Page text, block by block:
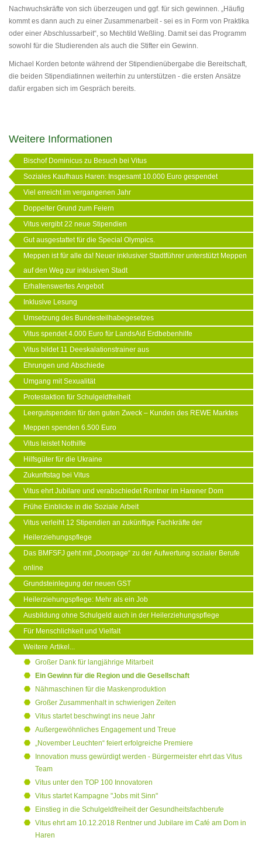
Nachwuchskräfte von sich überzeugen und ggf. für sich gewinnen. „Häufig
kommt es dann auch zu einer Zusammenarbeit - sei es in Form von Praktika
oder einer Abschlussarbeit“, so Mechtild Weßling. Damit sei das Programm
sowohl für die Studierenden als auch die Stifter ein Gewinn.
Michael Korden betonte während der Stipendienübergabe die Bereitschaft,
die beiden Stipendiatinnen weiterhin zu unterstützen - die ersten Ansätze
dafür ergaben sich im Gespräch bereits.
Weitere Informationen
Bischof Dominicus zu Besuch bei Vitus
Soziales Kaufhaus Haren: Insgesamt 10.000 Euro gespendet
Viel erreicht im vergangenen Jahr
Doppelter Grund zum Feiern
Vitus vergibt 22 neue Stipendien
Gut ausgestattet für die Special Olympics.
Meppen ist für alle da! Neuer inklusiver Stadtführer unterstützt Meppen
auf den Weg zur inklusiven Stadt
Erhaltenswertes Angebot
Inklusive Lesung
Umsetzung des Bundesteilhabegesetzes
Vitus spendet 4.000 Euro für LandsAid Erdbebenhilfe
Vitus bildet 11 Deeskalationstrainer aus
Ehrungen und Abschiede
Umgang mit Sexualität
Protestaktion für Schulgeldfreiheit
Leergutspenden für den guten Zweck – Kunden des REWE Marktes
Meppen spenden 6.500 Euro
Vitus leistet Nothilfe
Hilfsgüter für die Ukraine
Zukunftstag bei Vitus
Vitus ehrt Jubilare und verabschiedet Rentner im Harener Dom
Frühe Einblicke in die Soziale Arbeit
Vitus verleiht 12 Stipendien an zukünftige Fachkräfte der
Heilerziehungspflege
Das BMFSFJ geht mit „Doorpage“ zu der Aufwertung sozialer Berufe
online
Grundsteinlegung der neuen GST
Heilerziehungspflege: Mehr als ein Job
Ausbildung ohne Schulgeld auch in der Heilerziehungspflege
Für Menschlichkeit und Vielfalt
Weitere Artikel...
Großer Dank für langjährige Mitarbeit
Ein Gewinn für die Region und die Gesellschaft
Nähmaschinen für die Maskenproduktion
Großer Zusammenhalt in schwierigen Zeiten
Vitus startet beschwingt ins neue Jahr
Außergewöhnliches Engagement und Treue
„November Leuchten“ feiert erfolgreiche Premiere
Innovation muss gewürdigt werden - Bürgermeister ehrt das Vitus
Team
Vitus unter den TOP 100 Innovatoren
Vitus startet Kampagne "Jobs mit Sinn"
Einstieg in die Schulgeldfreiheit der Gesundheitsfachberufe
Vitus ehrt am 10.12.2018 Rentner und Jubilare im Café am Dom in
Haren